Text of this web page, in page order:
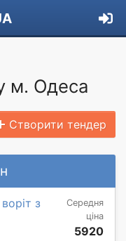
м. Одеса
Створити тендер
з
Середня
ціна
5920